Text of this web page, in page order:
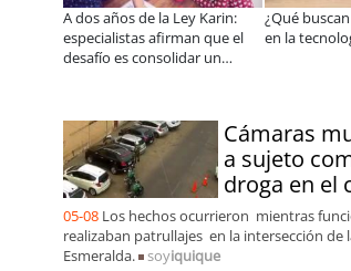
¿Qué buscan hoy las familias
en la tecnología para el hogar?
JAC renueva el
convierte en el
mejor relación
Cámaras
a sujeto
droga en el
05-08 Los hechos ocurrieron mientras
realizaban patrullajes en la intersección de
Esmeralda.
soyiquique